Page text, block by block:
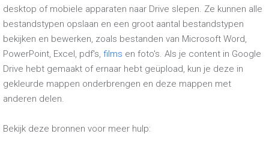
desktop of mobiele apparaten naar Drive slepen. Ze kunnen alle
bestandstypen opslaan en een groot aantal bestandstypen
bekijken en bewerken, zoals bestanden van Microsoft Word,
PowerPoint, Excel, pdf's, films en foto's. Als je content in Google
Drive hebt gemaakt of ernaar hebt geüpload, kun je deze in
gekleurde mappen onderbrengen en deze mappen met
anderen delen.
Bekijk deze bronnen voor meer hulp: